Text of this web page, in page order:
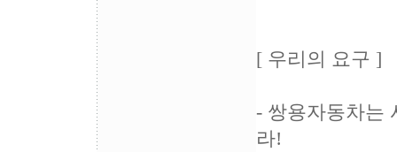
[ 우리의 요구 ]
- 쌍용자동차는
라!